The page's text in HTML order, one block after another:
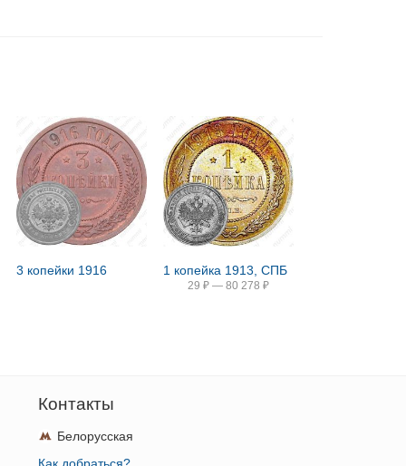
3 копейки 1916 1 копейка 1913, СПБ
29 ₽ — 80 278 ₽
Контакты
Белорусская